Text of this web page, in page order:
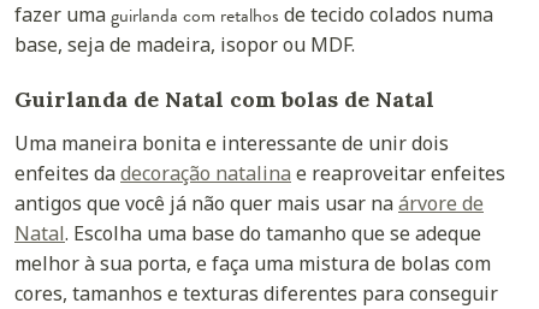
fazer umaguirlanda com retalhos de tecido colados numa
base, seja de madeira, isopor ou MDF.
Guirlanda de Natal com bolas de Natal
Uma maneira bonita e interessante de unir dois
enfeites dadecoração natalina e reaproveitar enfeites
antigos que você já não quer mais usar naárvore de
Natal. Escolha uma base do tamanho que se adeque
melhor à sua porta, e faça uma mistura de bolas com
cores, tamanhos e texturas diferentes para conseguir